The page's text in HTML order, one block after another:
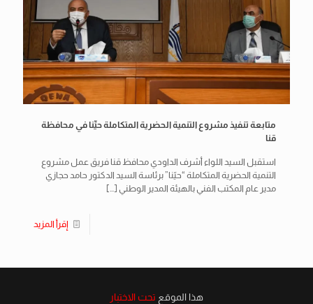
متابعة تنفيذ مشروع التنمية الحضرية المتكاملة حيِّنا في محافظة
قنا
استقبل السيد اللواء أشرف الداودي محافظ قنا فريق عمل مشروع
التنمية الحضرية المتكاملة “حيّنا” برئاسة السيد الدكتور حامد حجازي
مدير عام المكتب الفني بالهيئة المدير الوطني […]
إقرأ المزيد
هذا الموقع تحت الاختبار